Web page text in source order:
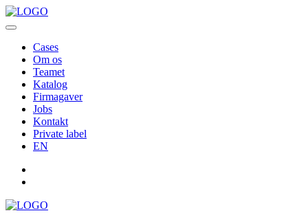
Cases
Om os
Teamet
Katalog
Firmagaver
Jobs
Kontakt
Private label
EN